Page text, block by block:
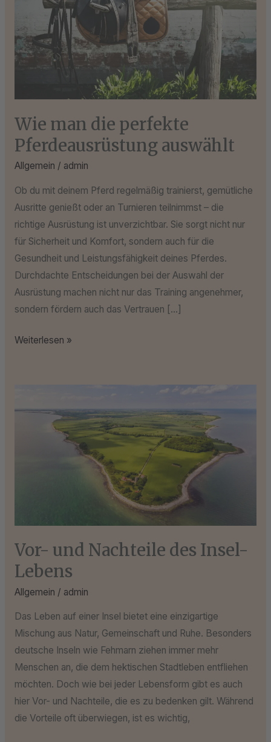
Wie man die perfekte
Pferdeausrüstung auswählt
Allgemein / admin
Ob du mit deinem Pferd regelmäßig trainierst, gemütliche
Ausritte genießt oder an Turnieren teilnimmst – die
richtige Ausrüstung ist unverzichtbar. Sie sorgt nicht nur
für Sicherheit und Komfort, sondern auch für die
Gesundheit und Leistungsfähigkeit deines Pferdes.
Durchdachte Entscheidungen bei der Auswahl der
Ausrüstung machen nicht nur das Training angenehmer,
sondern fördern auch das Vertrauen […]
Pferdeausrüstung
auswählt
Weiterlesen »
Vor- und Nachteile des Insel-
Lebens
Allgemein / admin
Das Leben auf einer Insel bietet eine einzigartige
Mischung aus Natur, Gemeinschaft und Ruhe. Besonders
deutsche Inseln wie Fehmarn ziehen immer mehr
Menschen an, die dem hektischen Stadtleben entfliehen
möchten. Doch wie bei jeder Lebensform gibt es auch
hier Vor- und Nachteile, die es zu bedenken gilt. Während
die Vorteile oft überwiegen, ist es wichtig,
und
Nachteile